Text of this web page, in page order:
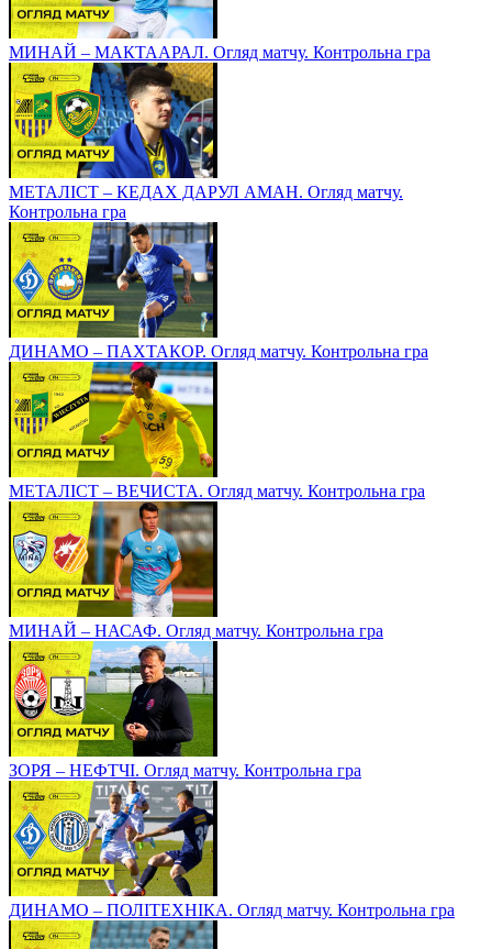
МИНАЙ – МАКТААРАЛ. Огляд матчу. Контрольна гра
МЕТАЛІСТ – КЕДАХ ДАРУЛ АМАН. Огляд матчу.
Контрольна гра
ДИНАМО – ПАХТАКОР. Огляд матчу. Контрольна гра
МЕТАЛІСТ – ВЕЧИСТА. Огляд матчу. Контрольна гра
МИНАЙ – НАСАФ. Огляд матчу. Контрольна гра
ЗОРЯ – НЕФТЧІ. Огляд матчу. Контрольна гра
ДИНАМО – ПОЛІТЕХНІКА. Огляд матчу. Контрольна гра